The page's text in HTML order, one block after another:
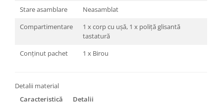
Stare asamblare
Neasamblat
Compartimentare
1 x corp cu ușă, 1 x poliță glisantă
tastatură
Conținut pachet
1 x Birou
Detalii material
Caracteristică
Detalii